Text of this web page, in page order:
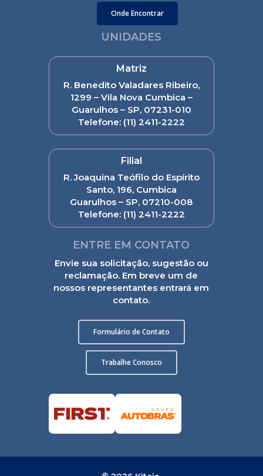
Onde Encontrar
UNIDADES
Matriz
R. Benedito Valadares Ribeiro,
1299 – Vila Nova Cumbica –
Guarulhos – SP, 07231-010
Telefone: (11) 2411-2222
Filial
R. Joaquina Teófilo do Espírito
Santo, 196, Cumbica
Guarulhos – SP, 07210-008
Telefone:(11) 2411-2222
ENTRE EM CONTATO
Envie sua solicitação, sugestão ou
reclamação. Em breve um de
nossos representantes entrará em
contato.
Formulário de Contato
Trabalhe Conosco